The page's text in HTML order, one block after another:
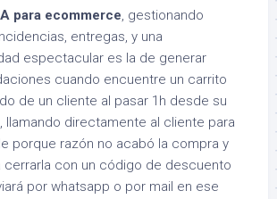
para ecommerce, gestionando
entregas, y una
espectacular es la de generar
cuando encuentre un carrito
de un cliente al pasar 1h desde su
llamando directamente al cliente para
porque razón no acabó la compra y
cerrarla con un código de descuento
por whatsapp o por mail en ese